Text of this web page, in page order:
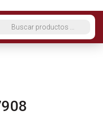
DE PRODUCTOS